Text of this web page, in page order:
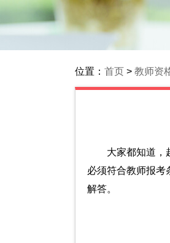
位置： 首页 > 教师资
大家都知道，
必须符合教师报考
解答。